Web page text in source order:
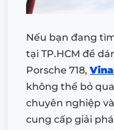
Nếu bạn đang
tại TP.HCM để
Porsche 718,
không thể bỏ
chuyên nghiệp
cung cấp giải